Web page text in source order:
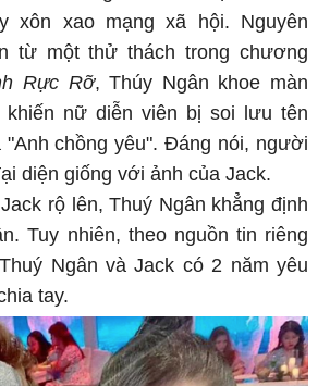
xôn xao mạng xã hội. Nguyên
từ một thử thách trong chương
Rực Rỡ, Thúy Ngân khoe màn
khiến nữ diễn viên bị soi lưu tên
"Anh chồng yêu". Đáng nói, người
diện giống với ảnh của Jack.
rộ lên, Thuý Ngân khẳng định
Tuy nhiên, theo nguồn tin riêng
Ngân và Jack có 2 năm yêu
tay.